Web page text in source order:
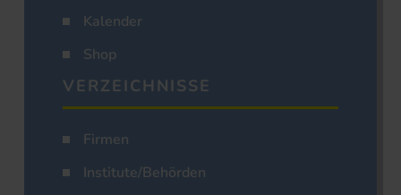
Kalender
Shop
VERZEICHNISSE
Firmen
Institute/Behörden